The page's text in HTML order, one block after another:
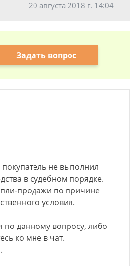
20 августа 2018 г. 14:04
Задать вопрос
не выполнил
в судебном порядке.
продажи по причине
условия.
по данному вопросу, либо
ко мне в чат.